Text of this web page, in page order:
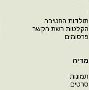
י
תולדות החטיבה
הקלטות רשת הקשר
פרסומים
מדיה
תמונות
סרטים